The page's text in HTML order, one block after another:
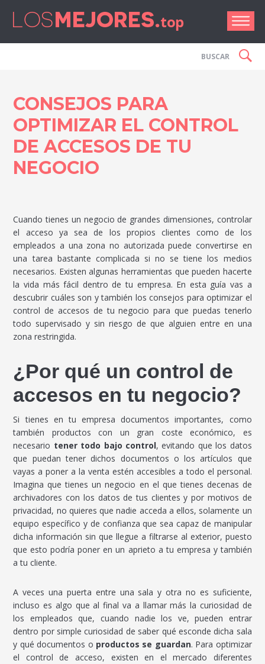
Los
CONSEJOS PARA
OPTIMIZAR EL CONTROL
DE ACCESOS DE TU
NEGOCIO
Cuando tienes un negocio de grandes dimensiones, controlar
el acceso ya sea de los propios clientes como de los
empleados a una zona no autorizada puede convertirse en
una tarea bastante complicada si no se tiene los medios
necesarios. Existen algunas herramientas que pueden hacerte
la vida más fácil dentro de tu empresa. En esta guía vas a
descubrir cuáles son y también los consejos para optimizar el
control de accesos de tu negocio para que puedas tenerlo
todo supervisado y sin riesgo de que alguien entre en una
zona restringida.
¿Por qué un control de
accesos en tu negocio?
Si tienes en tu empresa documentos importantes, como
también productos con un gran coste económico, es
necesario tener todo bajo control, evitando que los datos
que puedan tener dichos documentos o los artículos que
vayas a poner a la venta estén accesibles a todo el personal.
Imagina que tienes un negocio en el que tienes decenas de
archivadores con los datos de tus clientes y por motivos de
privacidad, no quieres que nadie acceda a ellos, solamente un
equipo específico y de confianza que sea capaz de manipular
dicha información sin que llegue a filtrarse al exterior, puesto
que esto podría poner en un aprieto a tu empresa y también
a tu cliente.
A veces una puerta entre una sala y otra no es suficiente,
incluso es algo que al final va a llamar más la curiosidad de
los empleados que, cuando nadie los ve, pueden entrar
dentro por simple curiosidad de saber qué esconde dicha sala
y qué documentos o productos se guardan. Para optimizar
el control de acceso, existen en el mercado diferentes